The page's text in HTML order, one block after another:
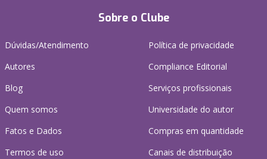
Sobre o Clube
Dúvidas/Atendimento
Autores
Blog
Quem somos
Fatos e Dados
Termos de uso
Política de privacidade
Compliance Editorial
Serviços profissionais
Universidade do autor
Compras em quantidade
Canais de distribuição